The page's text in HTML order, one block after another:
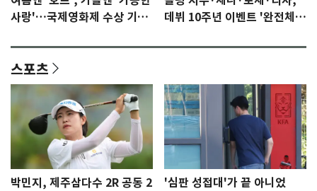
사랑'…국제영화제 수상 기대
데뷔 10주년 이벤트 '완전체'
스포츠
박민지, 제주삼다수 2R 공동 2
'심판 성접대'가 끝 아니었